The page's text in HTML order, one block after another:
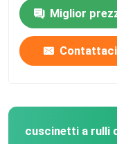
Casi
Richiedere un
cuscinetti a rulli
grasso
Miglior
Contattaci
cuscinetti a rulli